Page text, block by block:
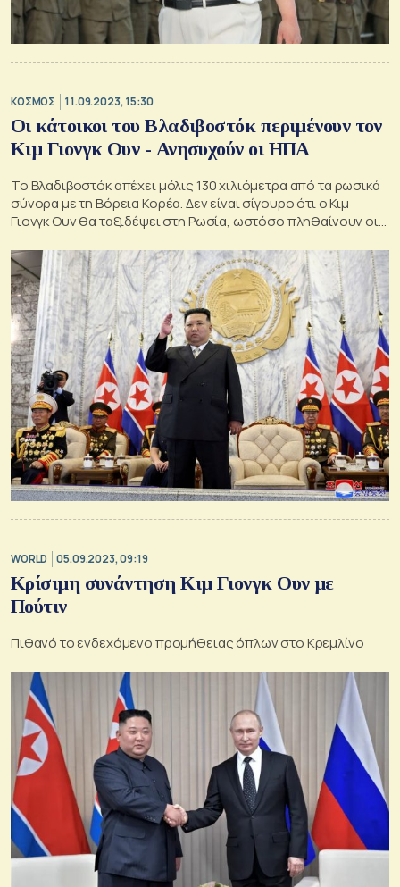
ΚΟΣΜΟΣ 11.09.2023, 15:30
Οι κάτοικοι του Βλαδιβοστόκ περιμένουν τον
Κιμ Γιονγκ Ουν - Ανησυχούν οι ΗΠΑ
Το Βλαδιβοστόκ απέχει μόλις 130 χιλιόμετρα από τα ρωσικά
σύνορα με τη Βόρεια Κορέα. Δεν είναι σίγουρο ότι ο Κιμ
Γιονγκ Ουν θα ταξιδέψει στη Ρωσία, ωστόσο πληθαίνουν οι
WORLD 05.09.2023, 09:19
Κρίσιμη συνάντηση Κιμ Γιονγκ Ουν με
Πούτιν
Πιθανό το ενδεχόμενο προμήθειας όπλων στο Κρεμλίνο